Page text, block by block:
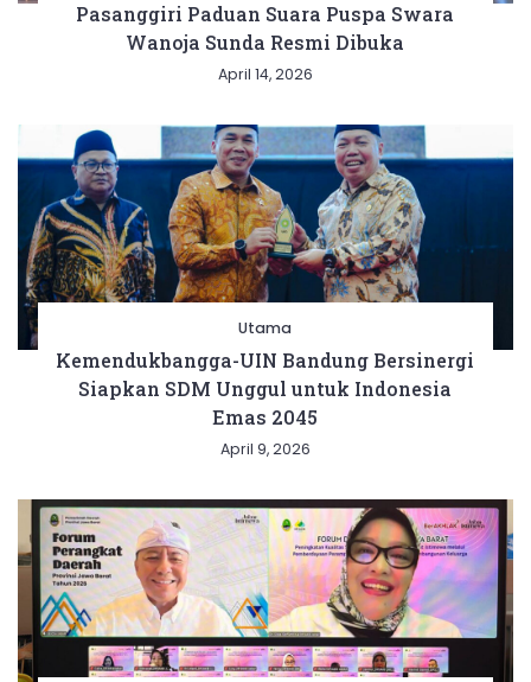
Pasanggiri Paduan Suara Puspa Swara
Wanoja Sunda Resmi Dibuka
April 14, 2026
Utama
Kemendukbangga-UIN Bandung Bersinergi
Siapkan SDM Unggul untuk Indonesia
Emas 2045
April 9, 2026